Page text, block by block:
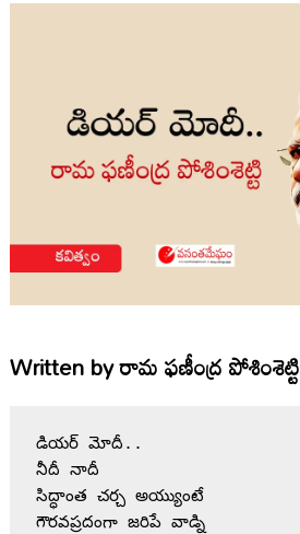
Written byరామ ఫణీంద్ర పోశింశెట్టి
డియర్ మోదీ..
నీదీ నాదీ
సిద్ధాంత చర్చ అయ్యుంటే
గౌరవప్రదంగా జరిపే వాడ్ని